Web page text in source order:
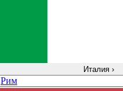
Италия ›
Рим